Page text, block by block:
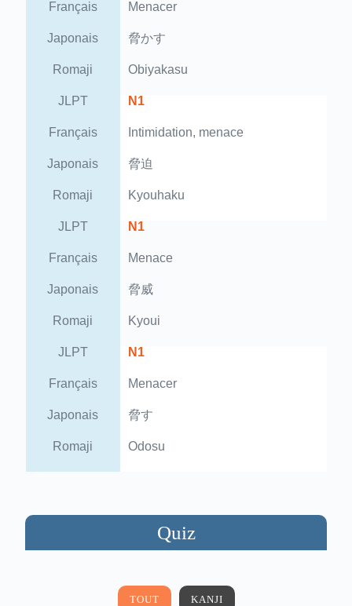
Français Menacer
Japonais 脅かす
Romaji Obiyakasu
JLPT N1
Français Intimidation, menace
Japonais 脅迫
Romaji Kyouhaku
JLPT N1
Français Menace
Japonais 脅威
Romaji Kyoui
JLPT N1
Français Menacer
Japonais 脅す
Romaji Odosu
Quiz
TOUT KANJI